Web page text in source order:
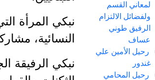
لمعاني القسم
ولفضائل الالتزام
الرفيق طوني
عساف
رحيل الأمين علي
غندور
رحيل المحامي
نبكي المرأة
النسائية، مشاركةً في التأسيس
نبكي الرفيقة